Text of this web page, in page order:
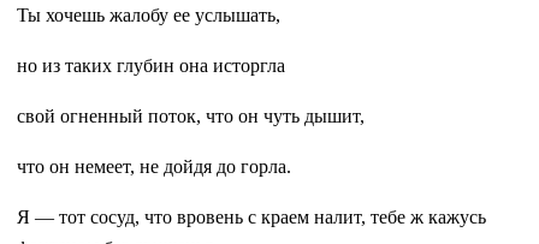
Ты хочешь жалобу ее услышать,
но из таких глубин она исторгла
свой огненный поток, что он чуть дышит,
что он немеет, не дойдя до горла.
Я — тот сосуд, что вровень с краем налит, тебе ж кажусь